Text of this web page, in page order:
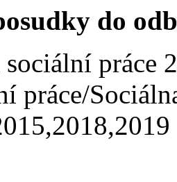
do
práce
práce/